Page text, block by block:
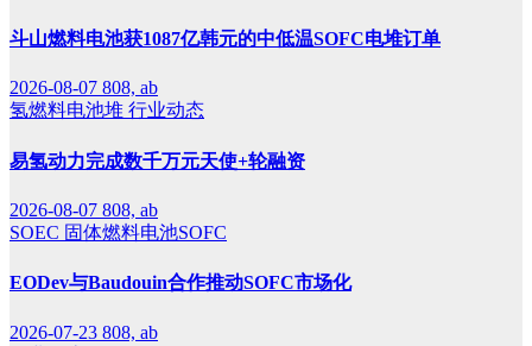
斗山燃料电池获1087亿韩元的中低温SOFC电堆订单
2026-08-07 808, ab
氢燃料电池堆 行业动态
易氢动力完成数千万元天使+轮融资
2026-08-07 808, ab
SOEC 固体燃料电池SOFC
EODev与Baudouin合作推动SOFC市场化
2026-07-23 808, ab